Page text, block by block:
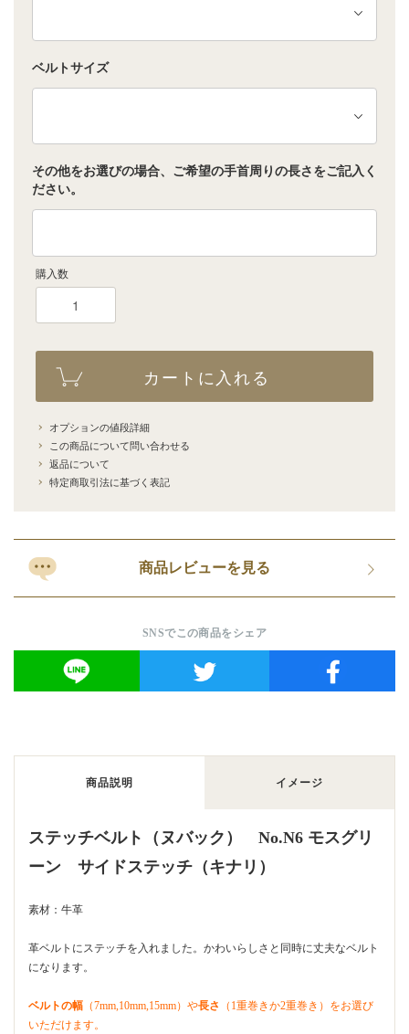
ベルトサイズ
その他をお選びの場合、ご希望の手首周りの長さをご記入く
ださい。
購入数
カートに入れる
オプションの値段詳細
この商品について問い合わせる
返品について
特定商取引法に基づく表記
商品レビューを見る
SNSでこの商品をシェア
商品説明 イメージ
ステッチベルト（ヌバック） No.N6 モスグリ
ーン サイドステッチ（キナリ）
素材：牛革
革ベルトにステッチを入れました。かわいらしさと同時に丈夫なベルト
になります。
ベルトの幅 （7mm,10mm,15mm）や長さ
（1重巻きか2重巻き）をお選び
いただけます。